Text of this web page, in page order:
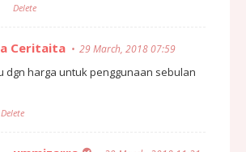
Delete
Ceritaita 29 March, 2018 07:59
dgn harga untuk penggunaan sebulan
Delete